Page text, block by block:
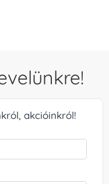
akcióinkról!